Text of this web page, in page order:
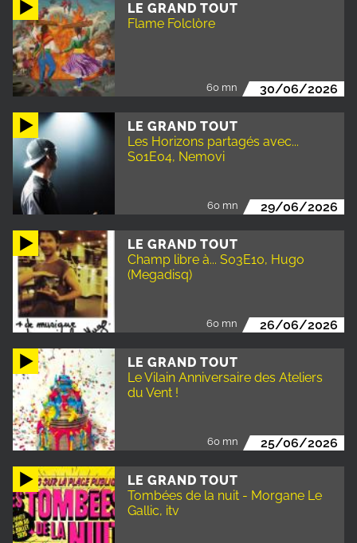
LE GRAND TOUT
Flame Folclòre
60 mn 30/06/2026
LE GRAND TOUT
Les Horizons partagés avec...
S01E04, Nemovi
60 mn 29/06/2026
LE GRAND TOUT
Champ libre à... S03E10, Hugo
(Megadisq)
60 mn 26/06/2026
LE GRAND TOUT
Le Vilain Anniversaire des Ateliers
du Vent !
60 mn 25/06/2026
LE GRAND TOUT
Tombées de la nuit - Morgane Le
Gallic, itv